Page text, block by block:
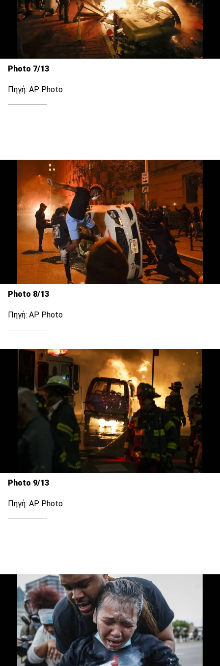
Photo 7/13
Πηγή: AP Photo
Photo 8/13
Πηγή: AP Photo
Photo 9/13
Πηγή: AP Photo